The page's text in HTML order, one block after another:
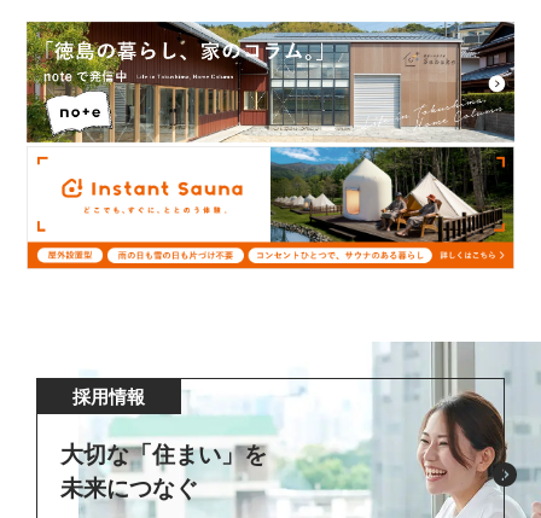
採用情報
大切な「住まい」を
未来につなぐ